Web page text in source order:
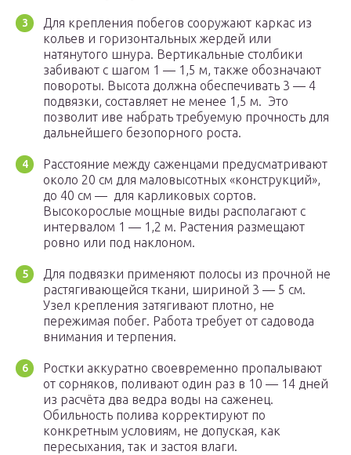
Для крепления побегов сооружают каркас из
кольев и горизонтальных жердей или
натянутого шнура. Вертикальные столбики
забивают с шагом 1 — 1,5 м, также обозначают
повороты. Высота должна обеспечивать 3 — 4
подвязки, составляет не менее 1,5 м. Это
позволит иве набрать требуемую прочность для
дальнейшего безопорного роста.
Расстояние между саженцами предусматривают
около 20 см для маловысотных «конструкций»,
до 40 см — для карликовых сортов.
Высокорослые мощные виды располагают с
интервалом 1 — 1,2 м. Растения размещают
ровно или под наклоном.
Для подвязки применяют полосы из прочной не
растягивающейся ткани, шириной 3 — 5 см.
Узел крепления затягивают плотно, не
пережимая побег. Работа требует от садовода
внимания и терпения.
Ростки аккуратно своевременно пропалывают
от сорняков, поливают один раз в 10 — 14 дней
из расчёта два ведра воды на саженец.
Обильность полива корректируют по
конкретным условиям, не допуская, как
пересыхания, так и застоя влаги.